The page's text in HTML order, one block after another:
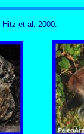
Hitz et al. 2000.